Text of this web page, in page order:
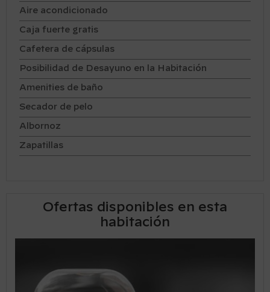
Aire acondicionado
Caja fuerte gratis
Cafetera de cápsulas
Posibilidad de Desayuno en la Habitación
Amenities de baño
Secador de pelo
Albornoz
Zapatillas
Ofertas disponibles en esta
habitación